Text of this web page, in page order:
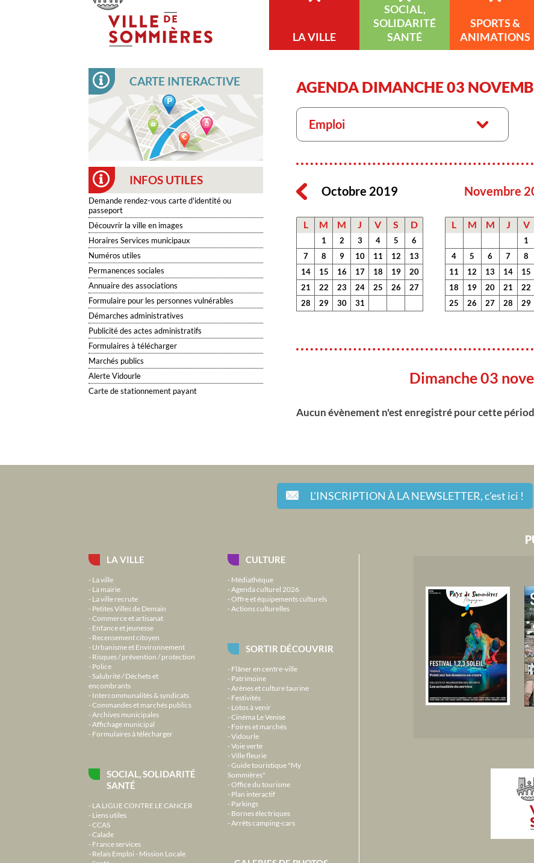
LA VILLE
SOCIAL,
SOLIDARITÉ
SANTÉ
SPORTS &
ANIMATIONS
CARTE INTERACTIVE
INFOS UTILES
Demande rendez-vous carte d'identité ou
passeport
Découvrir la ville en images
Horaires Services municipaux
Numéros utiles
Permanences sociales
Annuaire des associations
Formulaire pour les personnes vulnérables
Démarches administratives
Publicité des actes administratifs
Formulaires à télécharger
Marchés publics
Alerte Vidourle
Carte de stationnement payant
AGENDA DIMANCHE 03
Emploi
Octobre 2019
L M M J V S D
1 2 3 4 5
6
7
8 9 10 11 12
13
14
15 16 17 18 19
20
21
22 23 24 25 26
27
28
29 30 31
Novembre
L M M J V
1
4
5 6 7 8
11
12 13 14 15
18
19 20 21 22
25
26 27 28 29
Dimanche 03
Aucun évènement n'est enregistré pour cette
L'INSCRIPTION À LA NEWSLETTER,c'est ici !
LA VILLE
La ville
La mairie
La ville recrute
Petites Villes de Demain
Commerce et artisanat
Enfance et jeunesse
Recensement citoyen
Urbanisme et Environnement
Risques / prévention / protection
Police
Salubrité / Déchets et
encombrants
Intercommunalités & syndicats
Commandes et marchés publics
Archives municipales
Affichage municipal
Formulaires à télécharger
SOCIAL, SOLIDARITÉ
SANTÉ
LA LIGUE CONTRE LE CANCER
Liens utiles
CCAS
Calade
France services
Relais Emploi - Mission Locale
CULTURE
Médiathèque
Agenda culturel 2026
Offre et équipements culturels
Actions culturelles
SORTIR DÉCOUVRIR
Flâner en centre-ville
Patrimoine
Arènes et culture taurine
Festivités
Lotos à venir
Cinéma Le Venise
Foires et marchés
Vidourle
Voie verte
Ville fleurie
Guide touristique "My
Sommières"
Office du tourisme
Plan interactif
Parkings
Bornes électriques
Arrêts camping-cars